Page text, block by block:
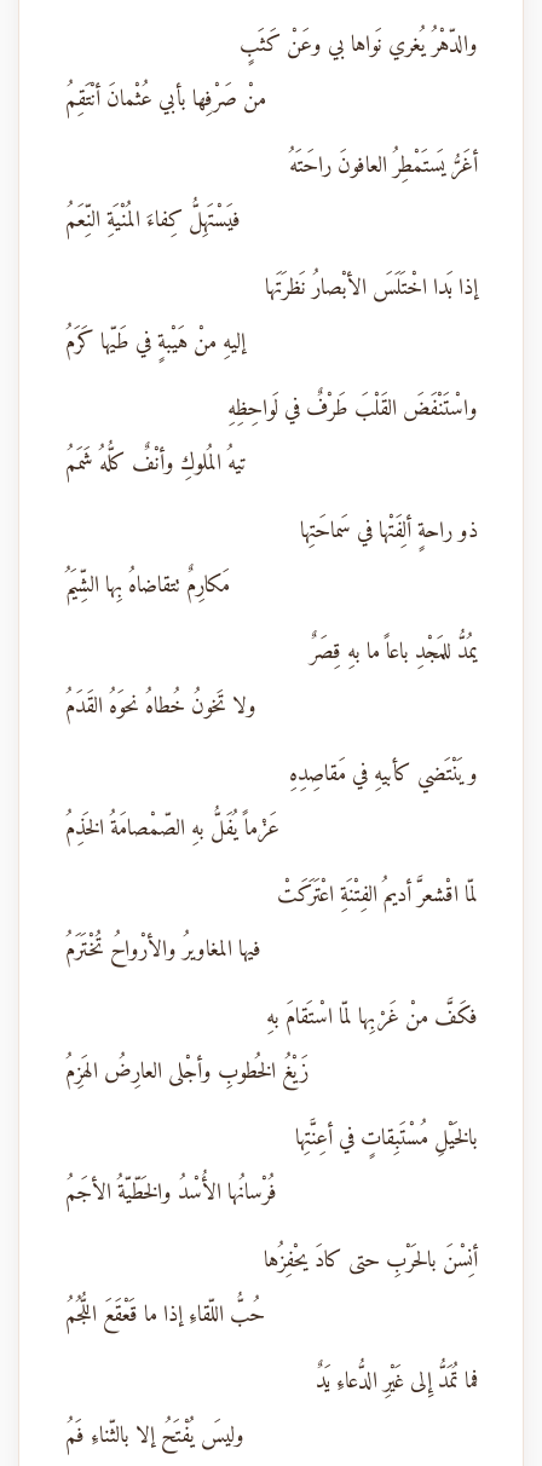
والدّهْرُ يُغري نَواها بي وعَنْ كَثَبٍ
منْ صَرْفِها بأبي عُثْمانَ أنْتَقِمُ
أغَرُّ يَستَمْطِرُ العافونَ راحَتَهُ
فيَسْتَهِلُّ كِفاءَ المُنْيَةِ النِّعَمُ
إذا بَدا اخْتَلَسَ الأبْصارُ نَظرَتَها
إليهِ منْ هَيْبةٍ في طَيّها كَرَمُ
واسْتَنْفَضَ القَلْبَ طَرْفٌ في لَواحِظِهِ
تيهُ المُلوكِ وأنْفٌ كلُّهُ شَمَمُ
ذو راحةٍ ألِفَتْها في سَماحَتِها
مَكارِمٌ تتقاضاهُ بِها الشِّيَمُ
يمُدُّ للمَجْدِ باعاً ما بهِ قِصَرٌ
ولا تَخونُ خُطاهُ نحوَهُ القَدَمُ
ويَنْتَضي كأبيهِ في مَقاصِدِهِ
عَزْماً يُفَلُّ بهِ الصّمْصامَةُ الخَذِمُ
لمّا اقْشعرَّ أديمُ الفِتْنَةِ اعْتَرَكَتْ
فيها المغاويرُ والأرْواحُ تُخْتَرَمُ
فكَفَّ منْ غَرْبِها لمّا اسْتَقامَ بهِ
زَيْغُ الخُطوبِ وأجْلى العارِضُ الهَزِمُ
بالخَيْلِ مُسْتَبِقاتٍ في أعِنَّتِها
فُرْسانُها الأُسْدُ والخَطّيّةُ الأجَمُ
أنِسْنَ بالحَرْبِ حتى كادَ يحْفِزُها
حُبُّ اللّقاءِ إذا ما قَعْقَعَ اللُّجُمُ
فما تُمَدُّ إِلى غَيْرِ الدُّعاءِ يَدٌ
وليسَ يُفْتَحُ إلا بالثّناءِ فَمُ